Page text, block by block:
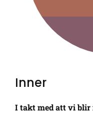
Inner
I takt med att vi blir